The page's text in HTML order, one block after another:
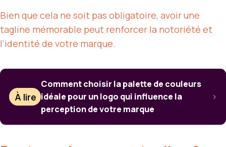
Bien que cela ne soit pas obligatoire, avoir une
tagline mémorable peut renforcer la notoriété et
l’identité de votre marque.
À lire
Comment choisir la palette de couleurs
idéale pour un logo qui influence la
perception de votre marque